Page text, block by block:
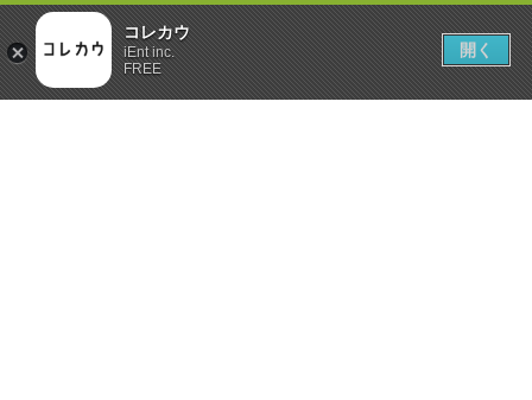
コレカウ
iEnt inc.
FREE
開く